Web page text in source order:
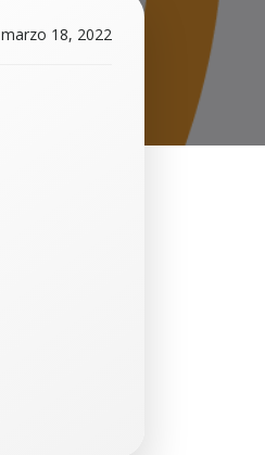
marzo 18, 2022